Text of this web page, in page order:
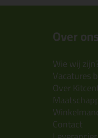
Over ons
Wie wij
Vacatures
Over
Contact